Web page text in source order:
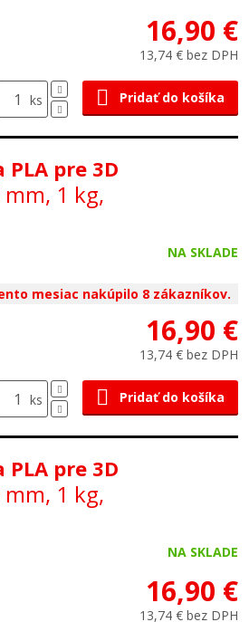
16,90 €
13,74 € bez DPH
ks Pridať do košíka
pre 3D
mm, 1 kg,
NA SKLADE
mesiac nakúpilo 8 zákazníkov.
16,90 €
13,74 € bez DPH
ks Pridať do košíka
pre 3D
mm, 1 kg,
NA SKLADE
16,90 €
13,74 € bez DPH